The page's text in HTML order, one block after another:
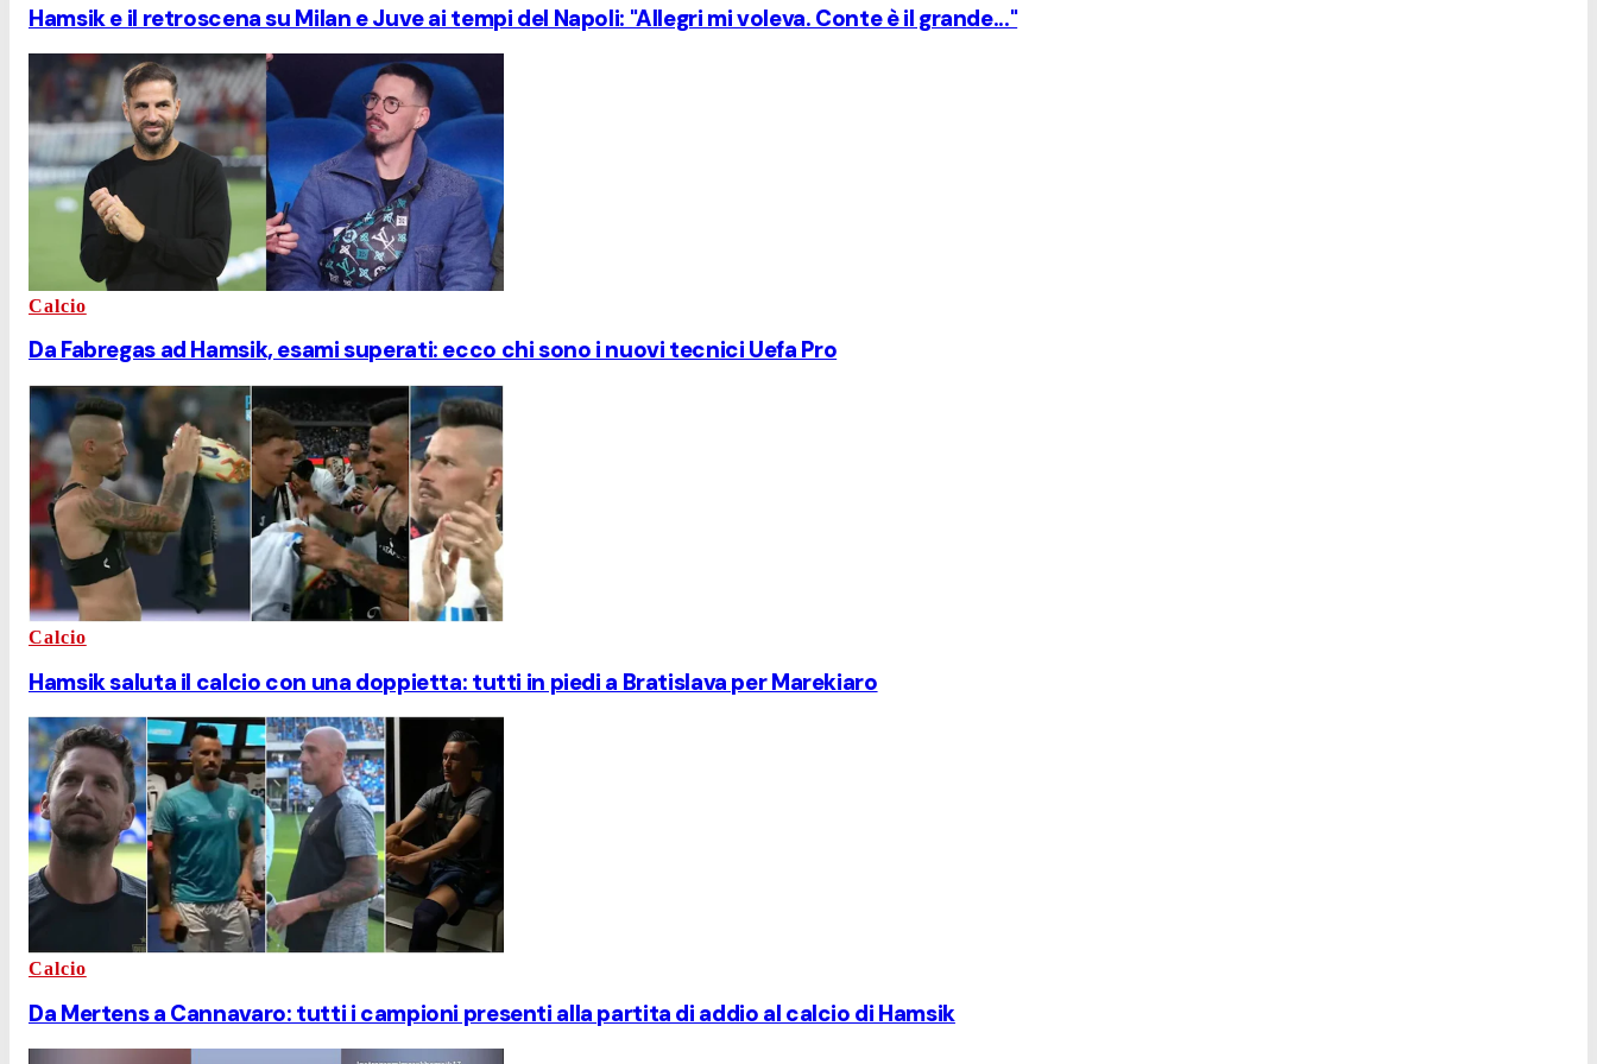
Hamsik e il retroscena su Milan e Juve ai tempi del Napoli: "Allegri mi voleva. Conte è il grande..."
Calcio
Da Fabregas ad Hamsik, esami superati: ecco chi sono i nuovi tecnici Uefa Pro
Calcio
Hamsik saluta il calcio con una doppietta: tutti in piedi a Bratislava per Marekiaro
Calcio
Da Mertens a Cannavaro: tutti i campioni presenti alla partita di addio al calcio di Hamsik